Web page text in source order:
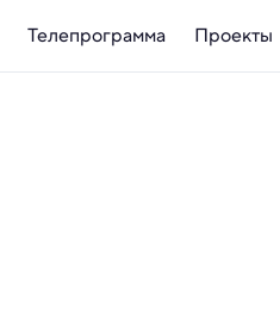
Телепрограмма Проекты